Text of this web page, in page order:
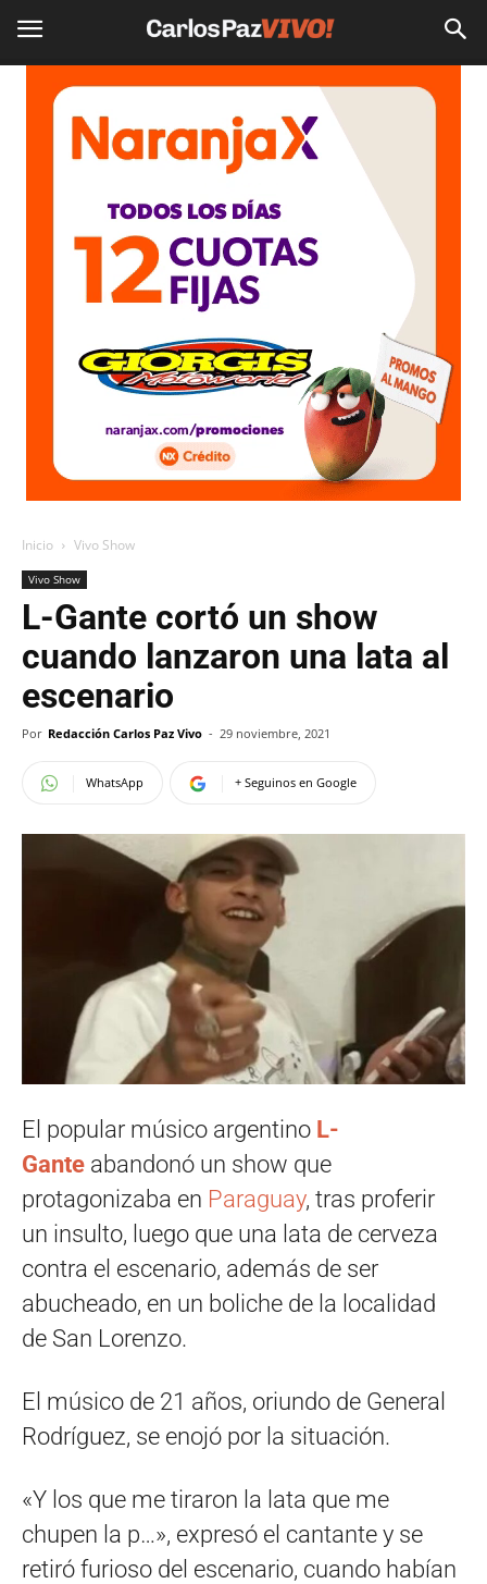
Inicio Vivo Show
Vivo Show
L-Gante cortó un show
cuando lanzaron una lata al
escenario
Por Redacción Carlos Paz Vivo - 29 noviembre, 2021
WhatsApp + Seguinos en Google
El popular músico argentino L-
Gante abandonó un show que
protagonizaba en Paraguay, tras proferir
un insulto, luego que una lata de cerveza
contra el escenario, además de ser
abucheado, en un boliche de la localidad
de San Lorenzo.
El músico de 21 años, oriundo de General
Rodríguez, se enojó por la situación.
«Y los que me tiraron la lata que me
chupen la p…», expresó el cantante y se
retiró furioso del escenario, cuando habían